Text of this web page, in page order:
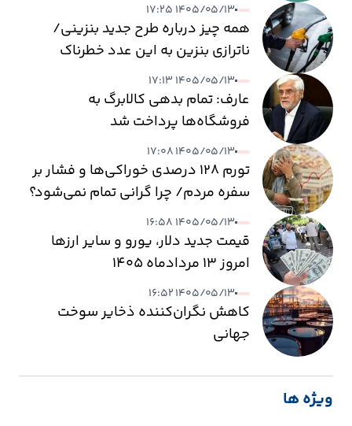
۱۴۰۵/۰۵/۱۳ ۱۷:۲۵
همه چیز درباره طرح جدید بنزینی/
ناترازی بنزین به این عدد خطرناک
می‌رسد
۱۴۰۵/۰۵/۱۳ ۱۷:۱۳
عارف: تمام بدهی کالابرگ به
فروشگاه‌ها پرداخت شد
۱۴۰۵/۰۵/۱۳ ۱۷:۰۸
تورم ۱۲۸ درصدی خوراکی‌ها و فشار بر
سفره مردم/ چرا گرانی تمام نمی‌شود؟
۱۴۰۵/۰۵/۱۳ ۱۶:۵۸
قیمت جدید دلار، یورو و سایر ارزها
امروز ۱۳ مردادماه ۱۴۰۵
۱۴۰۵/۰۵/۱۳ ۱۶:۵۲
کاهش نگران‌کننده ذخایر سوخت
جهانی
ویژه ها